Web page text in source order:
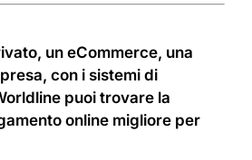
un eCommerce, una
con i sistemi di
puoi trovare la
online migliore per